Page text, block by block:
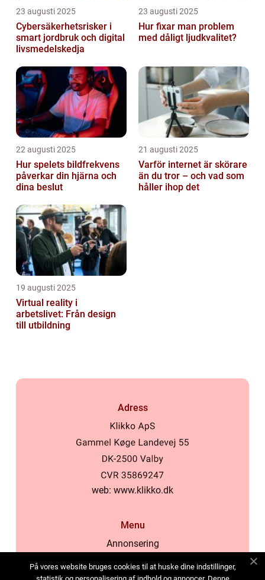
23 augusti 2025
Cybersäkerhetsrisker i
smart jordbruk och digital
livsmedelskedja
23 augusti 2025
Hur fixar man problem
med dåligt ljudkvalitet?
22 augusti 2025
Hur spelets bildfrekvens
påverkar din hjärna och
dina beslut
21 augusti 2025
Varför internet är skörare
än du tror – och vad som
håller ihop det
19 augusti 2025
Virtual reality i
arbetslivet: Från design
till utbildning
Adress
web: www.klikko.dk
Menu
Annonsering
Cookies
På vores website bruges cookies til at huske dine indstillinger,